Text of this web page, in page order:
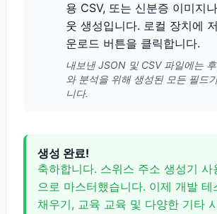
용 CSV, 또는 신분증 이미지
웃 생성입니다. 로컬 장치에
운로드 버튼을 클릭합니다.
내보낸 JSON 및 CSV 파일에는
와 분석을 위해 생성된 모든 필드
니다.
생성 완료!
축하합니다. 스위스 주소 생성기 사
으로 마스터했습니다. 이제 개발 테
채우기, 교육 교육 및 다양한 기타